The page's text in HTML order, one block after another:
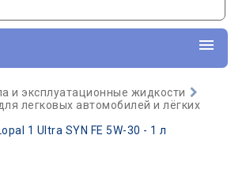
и эксплуатационные жидкости
легковых автомобилей и лёгких
1 Ultra SYN FE 5W-30 - 1 л